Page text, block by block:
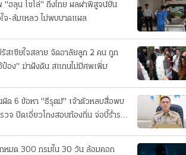
"ฮลุน โซโล่" ถึงไทย ผลผ่าพิสูจน์ยัน
จ-ล้มเหลว ไม่พบบาดแผล
สเซียใจสลาย จัดอาลัยลูก 2 คน ถูก
ป๋อง" ฆ่าฝังดิน สแกนไม่มีศพเพิ่ม
ด 6 ข้อหา "ธีรุตม์" เจ้าตัวหลบสื่อพบ
วจ ปัดเอี่ยวโกงสอบท้องถิ่น จ่อบี้รํ่ารวย
กหมด 300 กรมใน 30 วัน ล้อมคอก